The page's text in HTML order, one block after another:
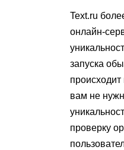
Text.ru
онлайн-
запуска
вам не
проверку